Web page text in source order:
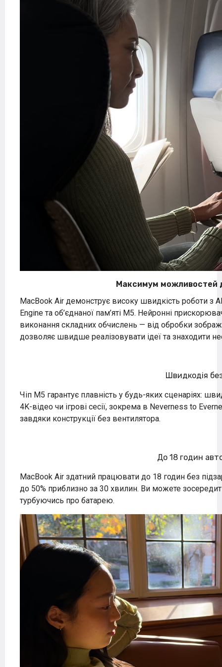
Максимум можливостей
MacBook Air демонструє високу швидкість роботи з
Engine та об’єднаної пам’яті M5. Нейронні
виконання складних обчислень — від обробки
дозволяє швидше реалізовувати ідеї та знаходити
Швидкодія
Чіп M5 гарантує плавність у будь-яких сценаріях:
4K-відео чи ігрові сесії, зокрема в Neverness to
завдяки конструкції без вентилятора.
До 18 годин
MacBook Air здатний працювати до 18 годин без
до 50% приблизно за 30 хвилин. Ви можете
турбуючись про батарею.